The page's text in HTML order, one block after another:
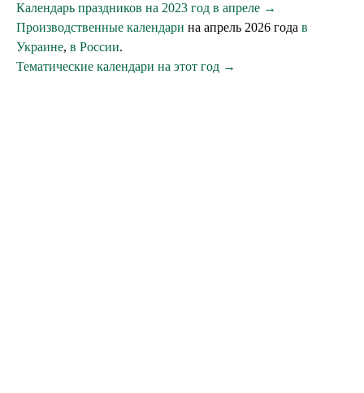
Календарь праздников на 2023 год в апреле →
Производственные календари на апрель 2026 года в
Украине, в России.
Тематические календари на этот год →